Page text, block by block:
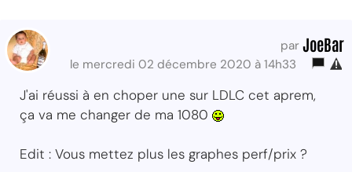
par JoeBar
le mercredi 02 décembre 2020 à 14h33
J'ai réussi à en choper une sur LDLC cet aprem,
ça va me changer de ma 1080
Edit : Vous mettez plus les graphes perf/prix ?